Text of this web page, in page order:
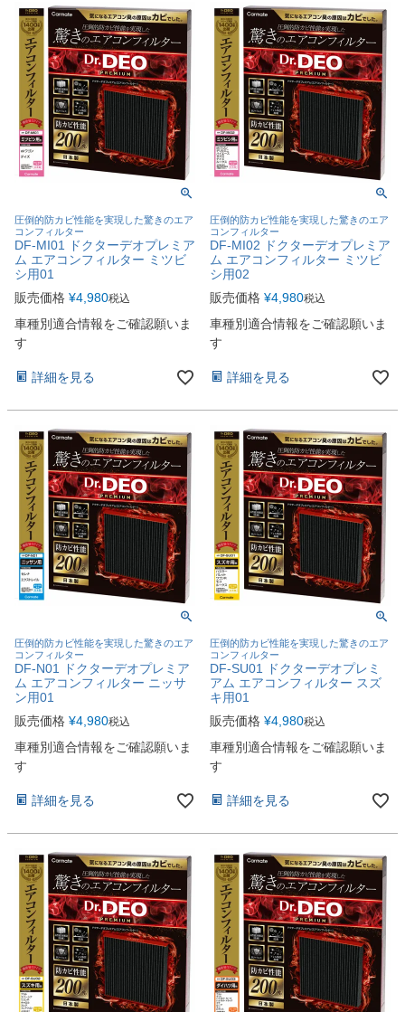
圧倒的防カビ性能を実現した驚きのエア
コンフィルター
DF-MI01 ドクターデオプレミア
ム エアコンフィルター ミツビ
シ用01
販売価格 ¥4,980税込
車種別適合情報をご確認願いま
す
詳細を見る
圧倒的防カビ性能を実現した驚きのエア
コンフィルター
DF-MI02 ドクターデオプレミア
ム エアコンフィルター ミツビ
シ用02
販売価格 ¥4,980税込
車種別適合情報をご確認願いま
す
詳細を見る
圧倒的防カビ性能を実現した驚きのエア
コンフィルター
DF-N01 ドクターデオプレミア
ム エアコンフィルター ニッサ
ン用01
販売価格 ¥4,980税込
車種別適合情報をご確認願いま
す
詳細を見る
圧倒的防カビ性能を実現した驚きのエア
コンフィルター
DF-SU01 ドクターデオプレミ
アム エアコンフィルター スズ
キ用01
販売価格 ¥4,980税込
車種別適合情報をご確認願いま
す
詳細を見る